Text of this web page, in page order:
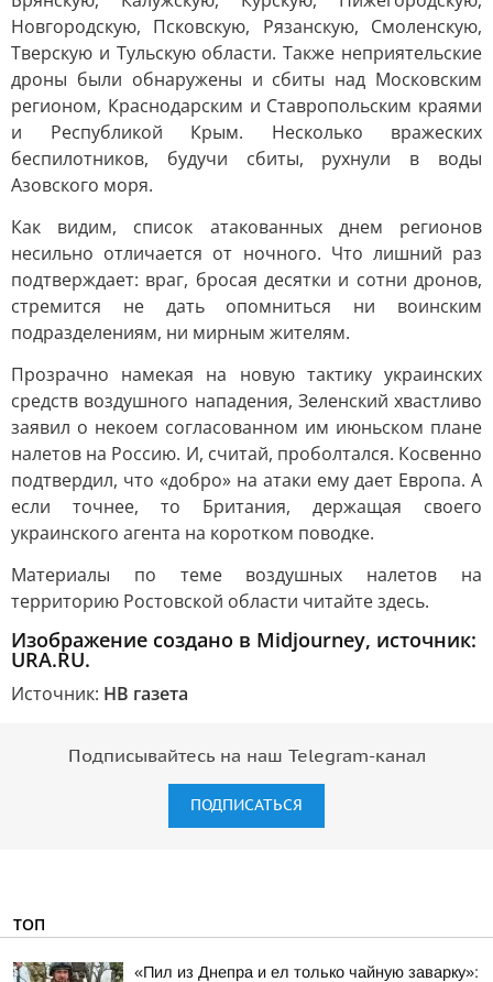
Новгородскую, Псковскую, Рязанскую, Смоленскую,
Тверскую и Тульскую области. Также неприятельские
дроны были обнаружены и сбиты над Московским
регионом, Краснодарским и Ставропольским краями
и Республикой Крым. Несколько вражеских
беспилотников, будучи сбиты, рухнули в воды
Азовского моря.
Как видим, список атакованных днем регионов
несильно отличается от ночного. Что лишний раз
подтверждает: враг, бросая десятки и сотни дронов,
стремится не дать опомниться ни воинским
подразделениям, ни мирным жителям.
Прозрачно намекая на новую тактику украинских
средств воздушного нападения, Зеленский хвастливо
заявил о некоем согласованном им июньском плане
налетов на Россию. И, считай, проболтался. Косвенно
подтвердил, что «добро» на атаки ему дает Европа. А
если точнее, то Британия, держащая своего
украинского агента на коротком поводке.
Материалы по теме воздушных налетов на
территорию Ростовской области читайте здесь.
Изображение создано в Midjourney, источник:
URA.RU.
Источник: НВ газета
Подписывайтесь на наш Telegram-канал
ПОДПИСАТЬСЯ
ТОП
«Пил из Днепра и ел только чайную заварку»: